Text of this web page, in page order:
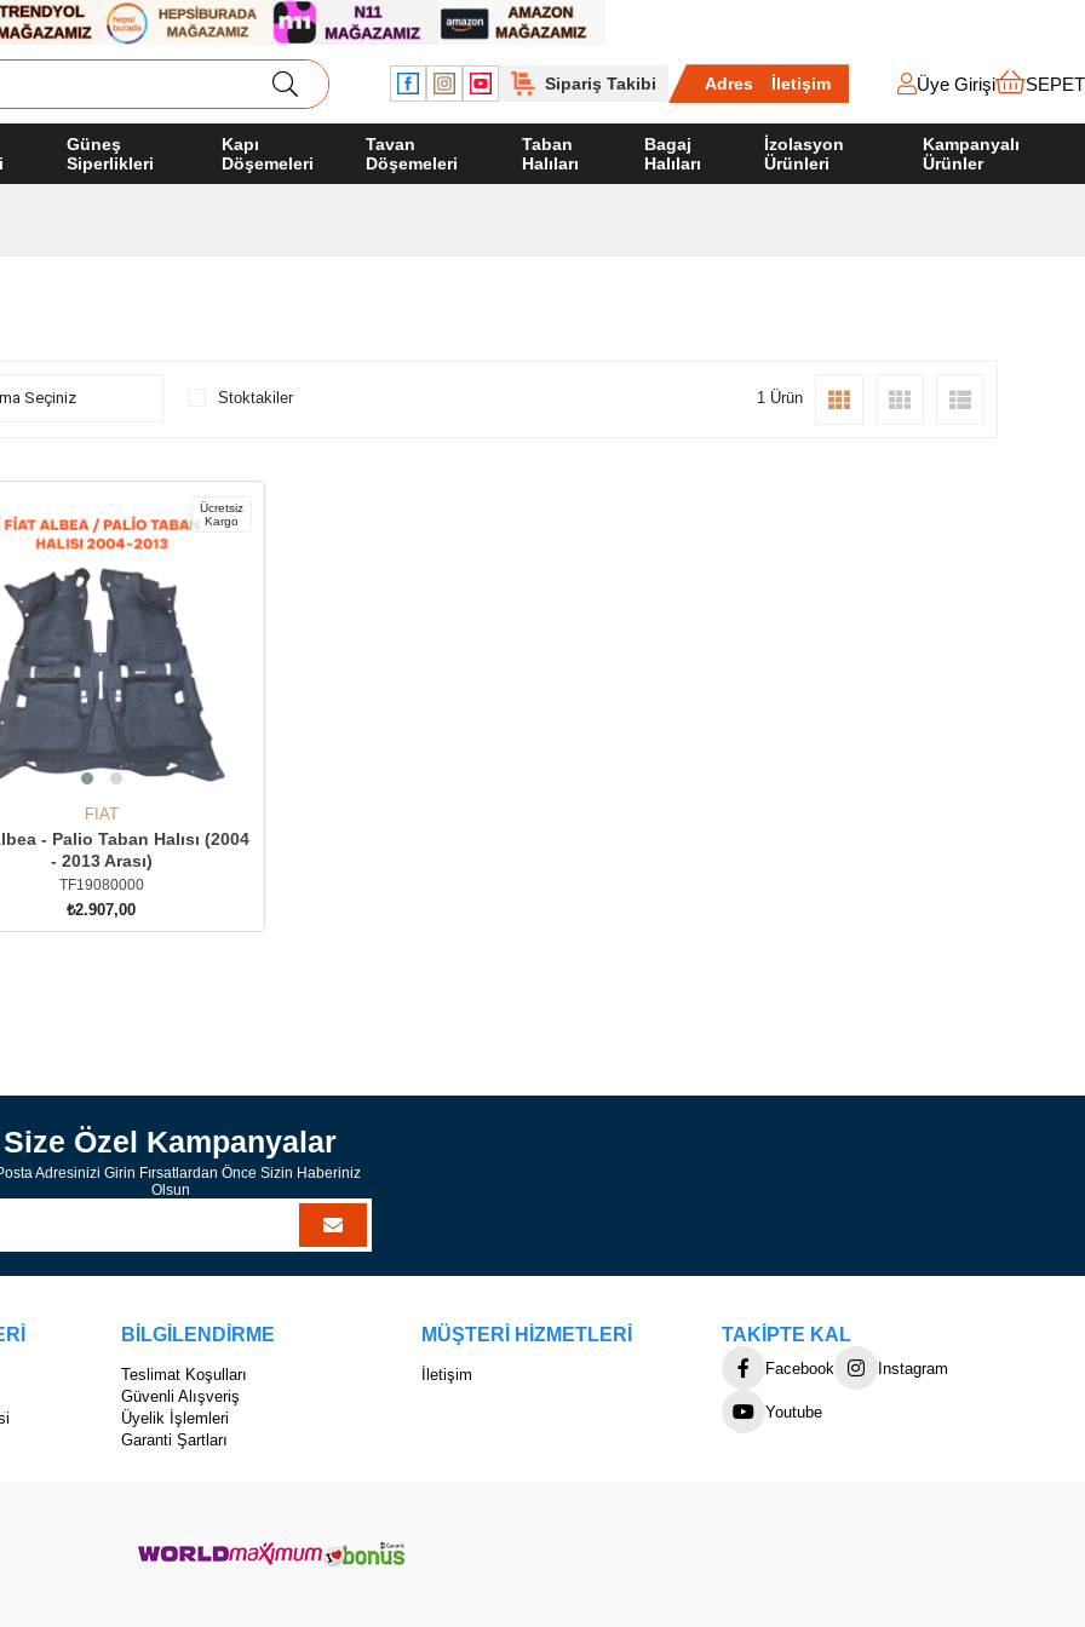
Sipariş Takibi Adres İletişim Üye Girişi SEPET
Güneş
Siperlikleri
Kapı
Döşemeleri
Tavan
Döşemeleri
Taban
Halıları
Bagaj
Halıları
İzolasyon
Ürünleri
Kampanyalı
Ürünler
Stoktakiler 1 Ürün
Ücretsiz
Kargo
FIAT
- Palio Taban Halısı (2004
- 2013 Arası)
TF19080000
₺2.907,00
Size Özel Kampanyalar
Adresinizi Girin Fırsatlardan Önce Sizin Haberiniz
Olsun
BİLGİLENDİRME
Teslimat Koşulları
Güvenli Alışveriş
Üyelik İşlemleri
Garanti Şartları
MÜŞTERİ HİZMETLERİ
İletişim
TAKİPTE KAL
Facebook Instagram
Youtube